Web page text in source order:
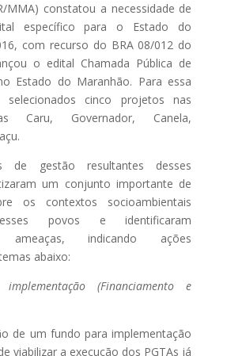
MMA) constatou a necessidade de
específico para o Estado do
com recurso do BRA 08/012 do
o edital Chamada Pública de
Estado do Maranhão. Para essa
selecionados cinco projetos nas
Caru, Governador, Canela,
de gestão resultantes desses
um conjunto importante de
os contextos socioambientais
povos e identificaram
ameaças, indicando ações
abaixo:
(Financiamento e
de um fundo para implementação
viabilizar a execução dos PGTAs já